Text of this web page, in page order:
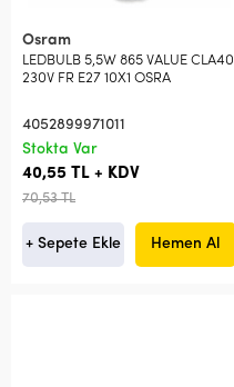
Osram
LEDBULB 5,5W 865 VALUE CLA40
230V FR E27 10X1 OSRA
4052899971011
Stokta Var
40,55 TL + KDV
70,53 TL
+ Sepete Ekle Hemen Al